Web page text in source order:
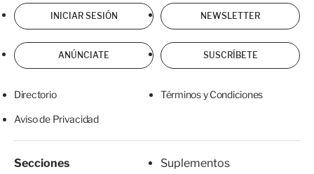
INICIAR SESIÓN NEWSLETTER
ANÚNCIATE SUSCRÍBETE
Directorio Términos y Condiciones
Aviso de Privacidad
Secciones
Suplementos